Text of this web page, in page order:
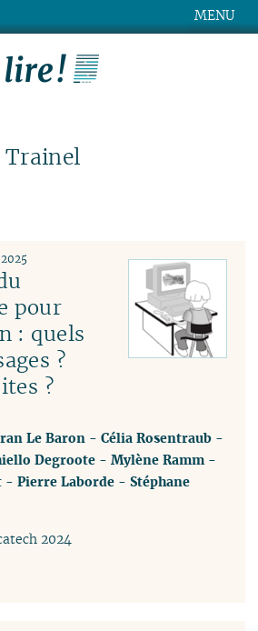
MENU
Trainel
pour
: quels
?
?
Le Baron -Célia Rosentraub -
Degroote -Mylène Ramm -
-Pierre Laborde -Stéphane
2024